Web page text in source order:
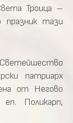
Троица –
тази
патриарх
от Негово
Поликарп,